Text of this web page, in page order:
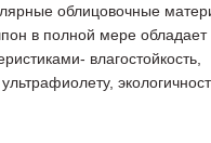
облицовочные
в полной мере обладает
влагостойкость,